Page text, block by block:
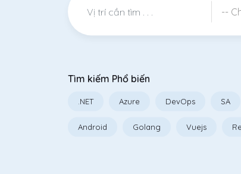
--
Tìm kiếm Phổ biến
.NET Azure DevOps SA
Android Golang Vuejs